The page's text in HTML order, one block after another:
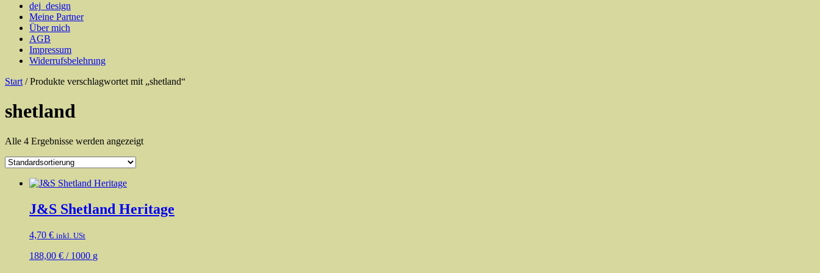
dej_design
Meine Partner
Über mich
AGB
Impressum
Widerrufsbelehrung
Start / Produkte verschlagwortet mit „shetland“
shetland
Alle 4 Ergebnisse werden angezeigt
J&S Shetland Heritage
4,70 € inkl. USt
188,00 € / 1000 g